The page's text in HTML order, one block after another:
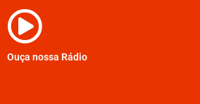
Ouça nossa Rádio